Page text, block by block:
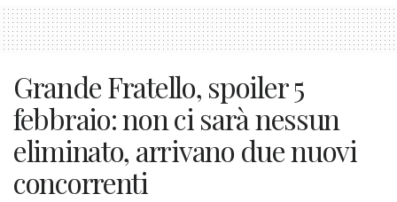
Grande Fratello, spoiler 5
febbraio: non ci sarà nessun
eliminato, arrivano due nuovi
concorrenti